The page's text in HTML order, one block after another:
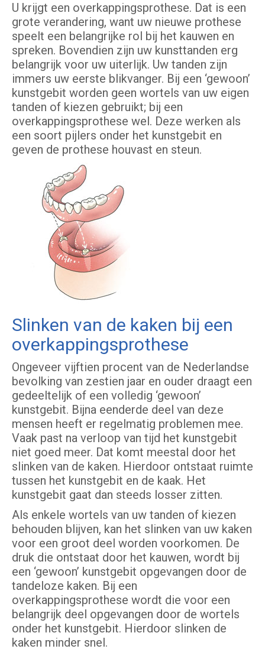
U krijgt een overkappingsprothese. Dat is een
grote verandering, want uw nieuwe prothese
speelt een belangrijke rol bij het kauwen en
spreken. Bovendien zijn uw kunsttanden erg
belangrijk voor uw uiterlijk. Uw tanden zijn
immers uw eerste blikvanger. Bij een ‘gewoon’
kunstgebit worden geen wortels van uw eigen
tanden of kiezen gebruikt; bij een
overkappingsprothese wel. Deze werken als
een soort pijlers onder het kunstgebit en
geven de prothese houvast en steun.
Slinken van de kaken bij een
overkappingsprothese
Ongeveer vijftien procent van de Nederlandse
bevolking van zestien jaar en ouder draagt een
gedeeltelijk of een volledig ‘gewoon’
kunstgebit. Bijna eenderde deel van deze
mensen heeft er regelmatig problemen mee.
Vaak past na verloop van tijd het kunstgebit
niet goed meer. Dat komt meestal door het
slinken van de kaken. Hierdoor ontstaat ruimte
tussen het kunstgebit en de kaak. Het
kunstgebit gaat dan steeds losser zitten.
Als enkele wortels van uw tanden of kiezen
behouden blijven, kan het slinken van uw kaken
voor een groot deel worden voorkomen. De
druk die ontstaat door het kauwen, wordt bij
een ‘gewoon’ kunstgebit opgevangen door de
tandeloze kaken. Bij een
overkappingsprothese wordt die voor een
belangrijk deel opgevangen door de wortels
onder het kunstgebit. Hierdoor slinken de
kaken minder snel.